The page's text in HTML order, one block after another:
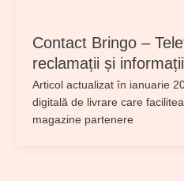
Contact Bringo –
reclamații și
Articol actualizat în ianuarie
digitală de livrare care
magazine partenere